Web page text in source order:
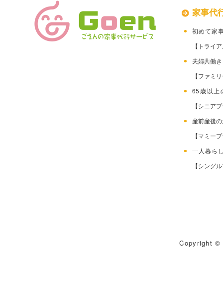
家事代
初めて家
【トライ
夫婦共働
【ファミ
65歳以
【シニア
産前産
【マミー
一人暮
【シング
Copyright